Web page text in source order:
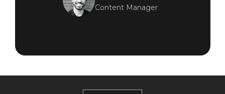
Content Manager